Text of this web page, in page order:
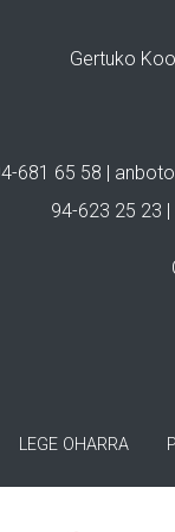
Gertuko
681 65 58 |
94-623 25 23 |
LEGE OHARRA